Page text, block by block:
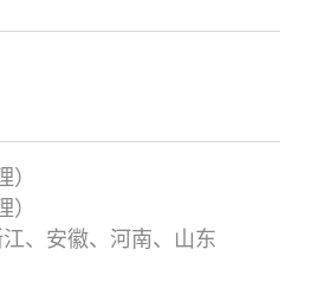
）
）
、安徽、河南、山东